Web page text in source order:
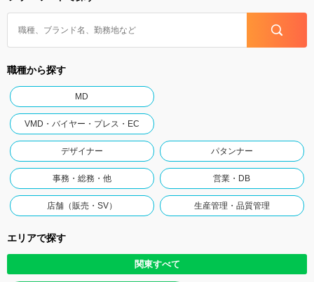
職種から探す
MD
VMD・バイヤー・プレス・EC
デザイナー パタンナー
事務・総務・他 営業・DB
店舗（販売・SV） 生産管理・品質管理
エリアで探す
関東すべて